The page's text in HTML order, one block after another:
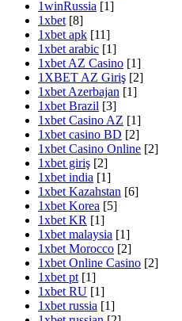
1winRussia [1]
1xbet [8]
1xbet apk [11]
1xbet arabic [1]
1xbet AZ Casino [1]
1XBET AZ Giriş [2]
1xbet Azerbajan [1]
1xbet Brazil [3]
1xbet Casino AZ [1]
1xbet casino BD [2]
1xbet Casino Online [2]
1xbet giriş [2]
1xbet india [1]
1xbet Kazahstan [6]
1xbet Korea [5]
1xbet KR [1]
1xbet malaysia [1]
1xbet Morocco [2]
1xbet Online Casino [2]
1xbet pt [1]
1xbet RU [1]
1xbet russia [1]